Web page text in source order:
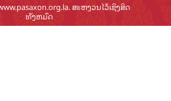
ສະຫງວນໄວ້ເຊິງສິດ
ທັງຫມົດ